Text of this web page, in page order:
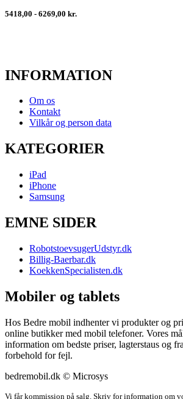
5418,00 - 6269,00 kr.
INFORMATION
Om os
Kontakt
Vilkår og person data
KATEGORIER
iPad
iPhone
Samsung
EMNE SIDER
RobotstoevsugerUdstyr.dk
Billig-Baerbar.dk
KoekkenSpecialisten.dk
Mobiler og tablets
Hos Bedre mobil indhenter vi produkter og
online butikker med mobil telefoner. Vores
information om bedste priser, lagterstaus og
forbehold for fejl.
bedremobil.dk © Microsys
Vi får kommission på salg. Skriv for information om